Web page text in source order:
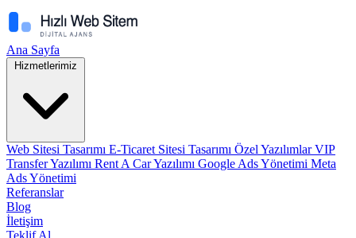
Ana Sayfa
Hizmetlerimiz
Web Sitesi Tasarımı E-Ticaret Sitesi Tasarımı Özel YazılımlarVIP
Transfer Yazılımı Rent A Car Yazılımı Google Ads Yönetimi Meta
Ads Yönetimi
Referanslar
Blog
İletişim
Teklif Al